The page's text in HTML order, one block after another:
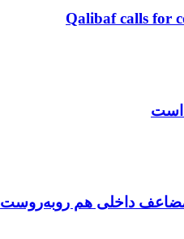
Qalibaf calls for
مضاعف داخلی هم روبه‌روست